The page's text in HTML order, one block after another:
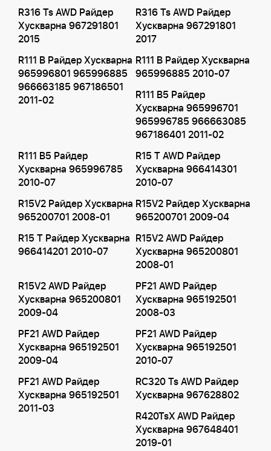
R316 Ts AWD Райдер
Хускварна 967291801
2015
R316 Ts AWD Райдер
Хускварна 967291801
2017
R111 B Райдер Хускварна
965996801 965996885
966663185 967186501
2011-02
R111 B Райдер Хускварна
965996885 2010-07
R111 B5 Райдер
Хускварна 965996701
965996785 966663085
967186401 2011-02
R111 B5 Райдер
Хускварна 965996785
2010-07
R15 T AWD Райдер
Хускварна 966414301
2010-07
R15V2 Райдер Хускварна
965200701 2008-01
R15V2 Райдер Хускварна
965200701 2009-04
R15 T Райдер Хускварна
966414201 2010-07
R15V2 AWD Райдер
Хускварна 965200801
2008-01
R15V2 AWD Райдер
Хускварна 965200801
2009-04
PF21 AWD Райдер
Хускварна 965192501
2008-03
PF21 AWD Райдер
Хускварна 965192501
2009-04
PF21 AWD Райдер
Хускварна 965192501
2010-07
PF21 AWD Райдер
Хускварна 965192501
2011-03
RC320 Ts AWD Райдер
Хускварна 967628802
R420TsX AWD Райдер
Хускварна 967648401
2019-01